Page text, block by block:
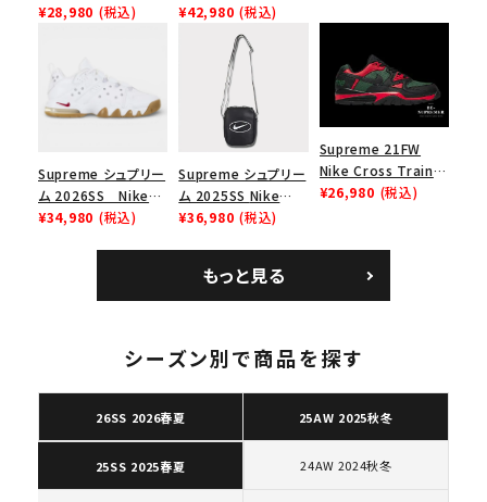
search
人気ワード 2026SS 2025AW 2025SS
ショルダー・ウエストバッグ
ボックスロゴ ブラックスウェット
カテゴリーから探す
コラボレーションブランドから探す
シーズンから探す
Force 1 Low シュプ
ューズ ホワイト
¥28,980 (税込)
Nike SB Dunk Low
ナイキ SB ダンク ロ
ー スニーカー ホワイ
¥42,980 (税込)
Supreme シュプリー
ム 2026SS Nike
SB Air Max 2 CB 94
¥34,980 (税込)
Supreme シュプリー
ム 2025SS Nike
Leather Shoulder
ク 黒
¥36,980 (税込)
Supreme 21FW
Nike Cross Trainer
Low ナイキクロスト
¥26,980 (税込)
もっと見る
シーズン別で商品を探す
26SS 2026春夏 25AW 2025秋冬
25SS 2025春夏 24AW 2024秋冬